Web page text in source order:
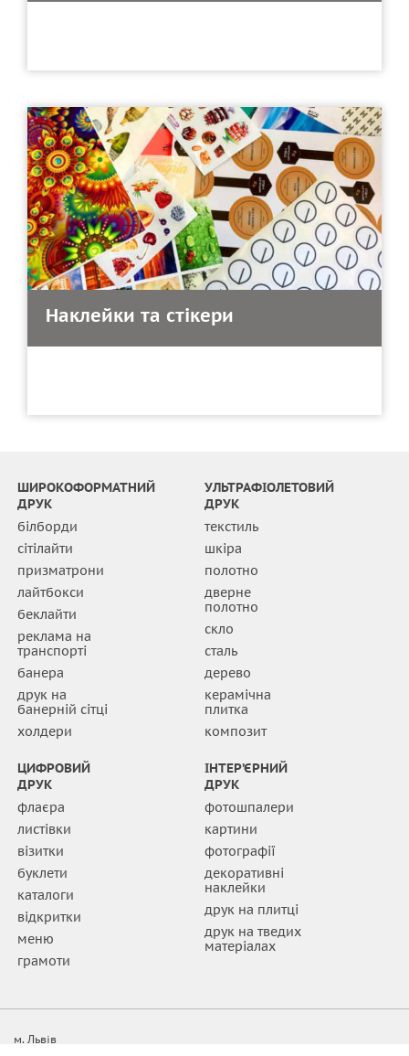
Наклейки та стікери
ШИРОКОФОРМАТНИЙ
ДРУК
білборди
сітілайти
призматрони
лайтбокси
беклайти
реклама на
транспорті
банера
друк на
банерній сітці
холдери
УЛЬТРАФІОЛЕТОВИЙ
ДРУК
текстиль
шкіра
полотно
дверне
полотно
скло
сталь
дерево
керамічна
плитка
композит
ЦИФРОВИЙ
ДРУК
флаєра
листівки
візитки
буклети
каталоги
відкритки
меню
грамоти
ІНТЕР’ЄРНИЙ
ДРУК
фотошпалери
картини
фотографії
декоративні
наклейки
друк на плитці
друк на тведих
матеріалах
м. Львів